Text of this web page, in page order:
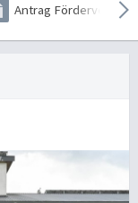
Antrag Förderverein